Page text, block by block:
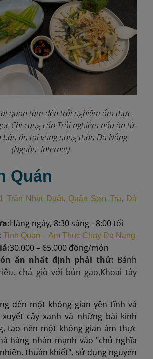
quan tâm đến trải nghiệm ẩm thực
Chi cung cấp Trải nghiệm nấu ăn từ
bàn ăn tại vùng nông thôn Đà Nẵng
(Nguồn: Internet)
Quán
Trần Nhật Duật, Quận Sơn Trà, Đà
Hàng ngày, 8:30 sáng - 8:00 tối
Tinh Quan – Am Thuc Chay Da Nang
30.000 – 65.000 đồng/món
ăn nhất định phải thử: Bánh
chả giò với bún gạo,Khoai tây
đến một không gian yên tĩnh và
cây xanh và những bài kinh
tạo nên một không gian ẩm thực
hàng nhấn mạnh vào "chủ nghĩa
thuần khiết", sử dụng nguyên